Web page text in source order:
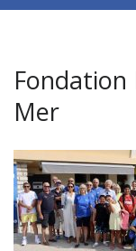
Fondation
Mer